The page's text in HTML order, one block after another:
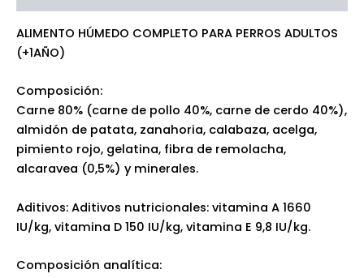
ALIMENTO HÚMEDO COMPLETO PARA PERROS ADULTOS
(+1AÑO)
Composición:
Carne 80% (carne de pollo 40%, carne de cerdo 40%),
almidón de patata, zanahoria, calabaza, acelga,
pimiento rojo, gelatina, fibra de remolacha,
alcaravea (0,5%) y minerales.
Aditivos: Aditivos nutricionales: vitamina A 1660
IU/kg, vitamina D 150 IU/kg, vitamina E 9,8 IU/kg.
Composición analítica: